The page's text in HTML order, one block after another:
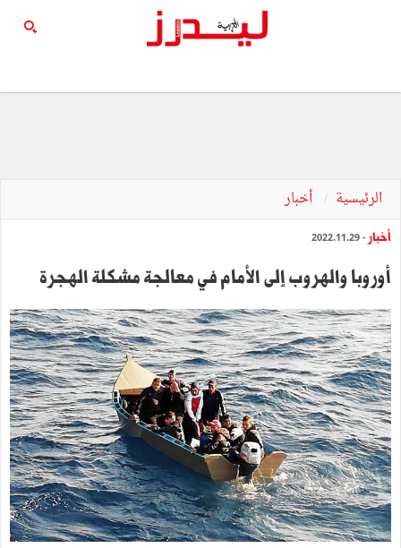
الرئيسية أخبار
أخبار - 2022.11.29
أوروبا والهروب إلى الأمام في معالجة مشكلة الهجرة